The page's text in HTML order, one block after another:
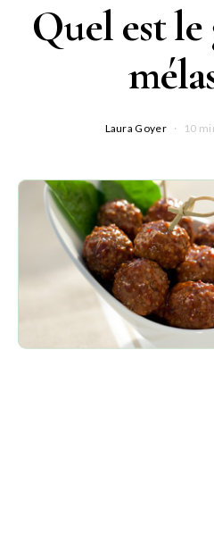
Quel est
Laura Goyer 10